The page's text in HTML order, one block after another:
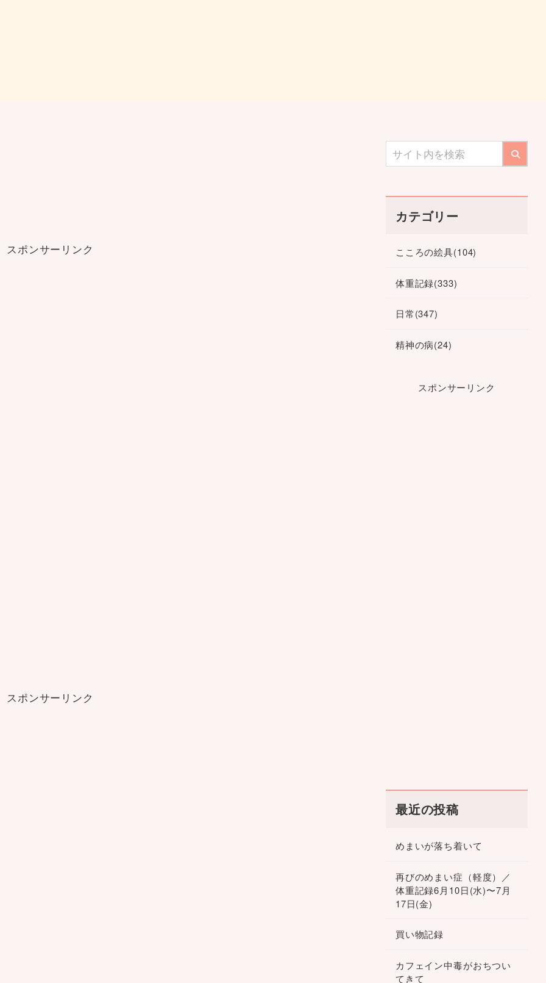
スポンサーリンク
スポンサーリンク
カテゴリー
こころの絵具(104)
体重記録(333)
日常(347)
精神の病(24)
スポンサーリンク
最近の投稿
めまいが落ち着いて
再びのめまい症（軽度）／
体重記録6月10日(水)〜7月
17日(金)
買い物記録
カフェイン中毒がおちつい
てきて